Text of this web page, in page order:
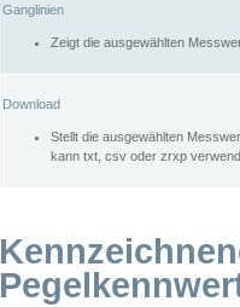
Ganglinien
Zeigt die ausgewählten
Download
Stellt die ausgewählten
kann txt, csv oder zrxp